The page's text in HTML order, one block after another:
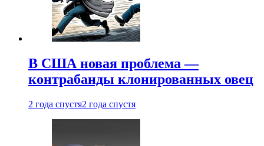
В США новая проблема —
контрабанды клонированных овец
2 года спустя2 года спустя